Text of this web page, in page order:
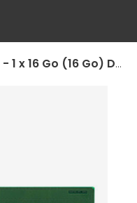
Kingston ValueRAM - 1 x 16 Go (16 Go) DDR5 5600 MHz - CL46 1Rx8